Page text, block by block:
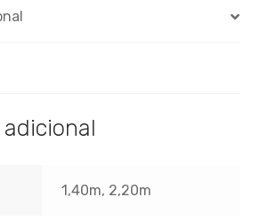
1,40m, 2,20m